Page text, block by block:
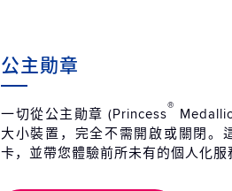
公主勛章
一切從公主勛章 (Princess®
大小裝置，完全不需開啟或關閉。
卡，並帶您體驗前所未有的個人化服